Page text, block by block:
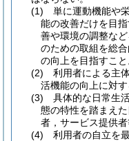
(1)
単に運動機能や
能の改善だけを目
善や環境の調整な
のための取組を総
の向上を目指すこと
(2)
利用者による主
活機能の向上に対
(3)
具体的な日常生
態の特性を踏まえ
者，サービス提供
(4)
利用者の自立を